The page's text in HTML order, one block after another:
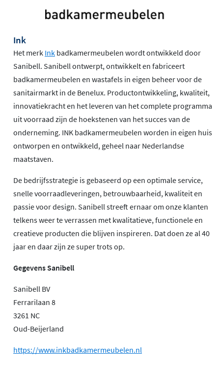
Ink
Het merk Ink badkamermeubelen wordt ontwikkeld door
Sanibell. Sanibell ontwerpt, ontwikkelt en fabriceert
badkamermeubelen en wastafels in eigen beheer voor de
sanitairmarkt in de Benelux. Productontwikkeling, kwaliteit,
innovatiekracht en het leveren van het complete programma
uit voorraad zijn de hoekstenen van het succes van de
onderneming. INK badkamermeubelen worden in eigen huis
ontworpen en ontwikkeld, geheel naar Nederlandse
maatstaven.
De bedrijfsstrategie is gebaseerd op een optimale service,
snelle voorraadleveringen, betrouwbaarheid, kwaliteit en
passie voor design. Sanibell streeft ernaar om onze klanten
telkens weer te verrassen met kwalitatieve, functionele en
creatieve producten die blijven inspireren. Dat doen ze al 40
jaar en daar zijn ze super trots op.
Gegevens Sanibell
Sanibell BV
Ferrarilaan 8
3261 NC
Oud-Beijerland
https://www.inkbadkamermeubelen.nl